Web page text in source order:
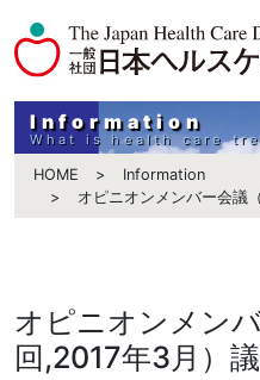
Information
What is health care
HOME
Information
オピニオンメンバー会議
オピニオンメン
回,2017年3月）